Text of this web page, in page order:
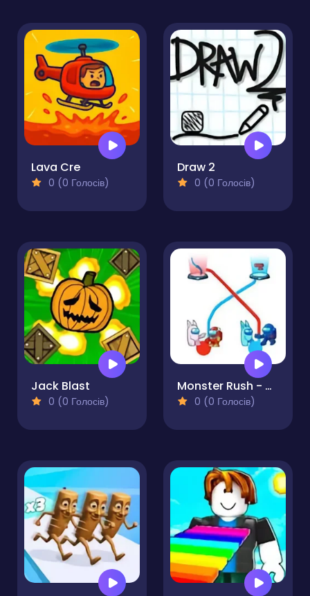
Lava Cre
0 (0 Голосів)
Draw 2
0 (0 Голосів)
Jack Blast
0 (0 Голосів)
Monster Rush - Draw Puzzle
0 (0 Голосів)